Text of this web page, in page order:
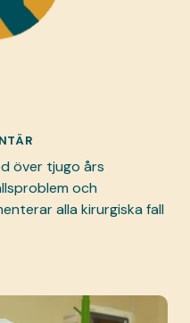
över tjugo års
och
alla kirurgiska fall